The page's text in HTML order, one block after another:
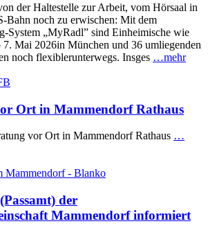
der Haltestelle zur Arbeit, vom Hörsaal in
Bahn noch zu erwischen: Mit dem
System „MyRadl” sind Einheimische wie
Mai 2026in München und 36 umliegenden
noch flexiblerunterwegs. Insges …mehr
Ort in Mammendorf Rathaus
vor Ort in Mammendorf Rathaus …
der
Mammendorf informiert